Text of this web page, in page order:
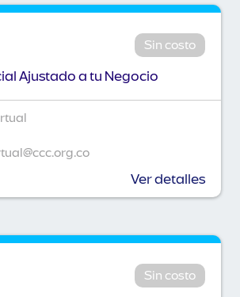
Sin costo
Ajustado a tu Negocio
Ver detalles
Sin costo